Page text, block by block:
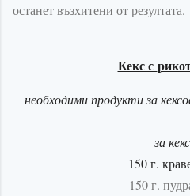
останет възхитени от резултата.
Кекс с
необходими продукти за
за
150 г.
150 г.